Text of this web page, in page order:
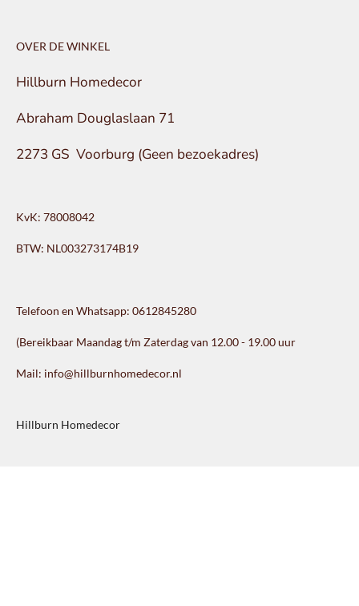
OVER DE WINKEL
Hillburn Homedecor
Abraham Douglaslaan 71
2273 GS Voorburg (Geen bezoekadres)
KvK: 78008042
BTW: NL003273174B19
Telefoon en Whatsapp: 0612845280
(Bereikbaar Maandag t/m Zaterdag van 12.00 - 19.00 uur
Mail: info@hillburnhomedecor.nl
Hillburn Homedecor